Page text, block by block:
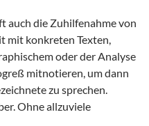
auch die Zuhilfenahme von
mit konkreten Texten,
oder der Analyse
mitnotieren, um dann
zu sprechen.
Ohne allzuviele